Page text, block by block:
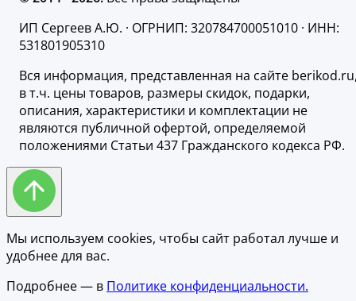
ИП Сергеев А.Ю. · ОГРНИП: 320784700051010 · ИНН:
531801905310
Вся информация, представленная на сайте
в т.ч. цены товаров, размеры скидок, подарки,
описания, характеристики и комплектации не
являются публичной офертой, определяемой
положениями Статьи 437 Гражданского кодекса РФ.
Мы используем cookies, чтобы сайт работал лучше и
удобнее для вас.
Подробнее — в Политике конфиденциальности.